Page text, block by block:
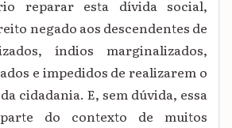
reparar esta dívida social,
negado aos descendentes de
índios marginalizados,
e impedidos de realizarem o
cidadania. E, sem dúvida, essa
do contexto de muitos